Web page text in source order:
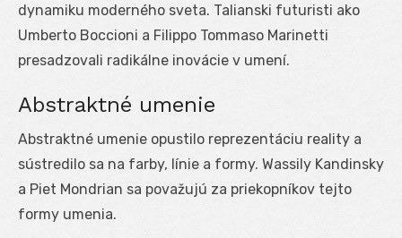
dynamiku moderného sveta. Talianski futuristi ako
Umberto Boccioni a Filippo Tommaso Marinetti
presadzovali radikálne inovácie v umení.
Abstraktné umenie
Abstraktné umenie opustilo reprezentáciu reality a
sústredilo sa na farby, línie a formy. Wassily Kandinsky
a Piet Mondrian sa považujú za priekopníkov tejto
formy umenia.